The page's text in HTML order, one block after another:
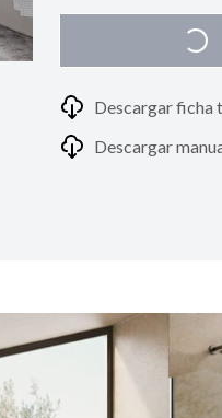
Descargar ficha
Descargar